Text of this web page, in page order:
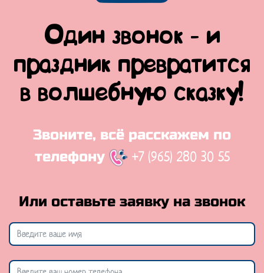
Один звонок - и
праздник превратится
в волшебную сказку!
Звоните, всё расскажем по
телефону
+7 (965) 280 30 55
Или оставьте заявку на звонок